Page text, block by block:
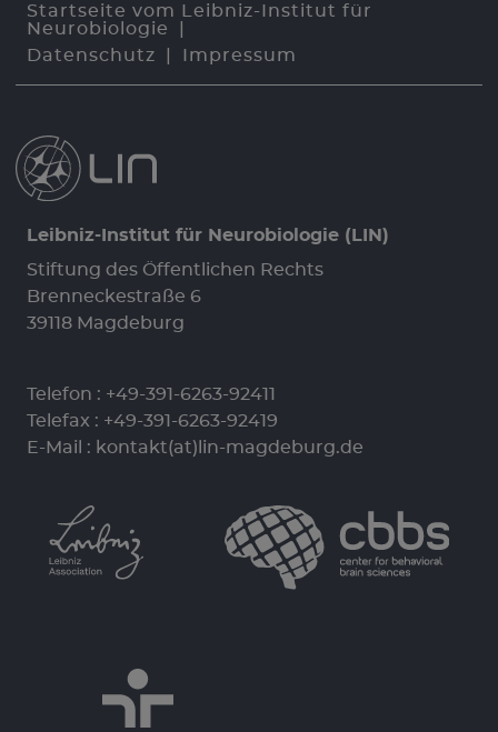
Startseite vom Leibniz-Institut für
Neurobiologie
Datenschutz
Impressum
Leibniz-Institut für Neurobiologie (LIN)
Stiftung des Öffentlichen Rechts
Brenneckestraße 6
39118 Magdeburg
Telefon : +49-391-6263-92411
Telefax : +49-391-6263-92419
E-Mail : kontakt(at)lin-magdeburg.de